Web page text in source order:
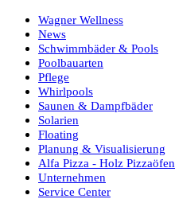
Wagner Wellness
News
Schwimmbäder & Pools
Poolbauarten
Pflege
Whirlpools
Saunen & Dampfbäder
Solarien
Floating
Planung & Visualisierung
Alfa Pizza - Holz Pizzaöfen
Unternehmen
Service Center